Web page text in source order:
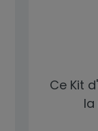
Ce Kit
la